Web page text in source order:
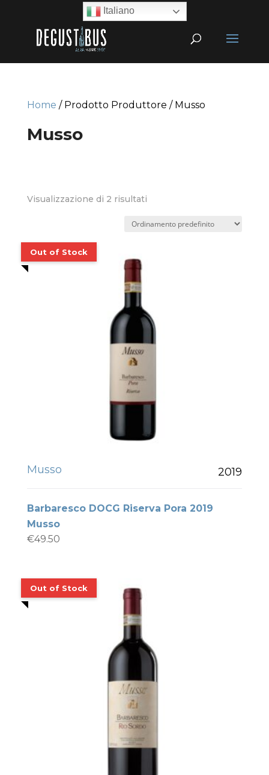
Home / Prodotto Produttore / Musso
Musso
Visualizzazione di 2 risultati
Musso 2019
Barbaresco DOCG Riserva Pora 2019
Musso
€49.50
Italiano